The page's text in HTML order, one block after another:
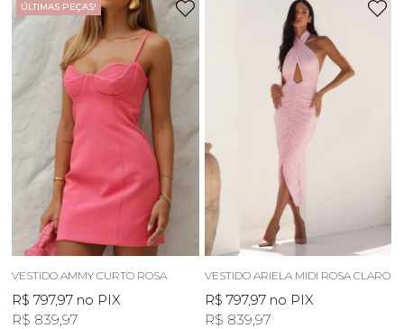
ÚLTIMAS PEÇAS!
VESTIDO AMMY CURTO ROSA
R$ 797,97 no PIX
R$ 839,97
VESTIDO ARIELA MIDI ROSA CLARO
R$ 797,97no PIX
R$ 839,97